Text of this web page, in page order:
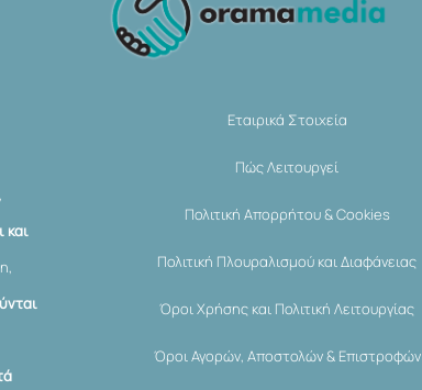
To
και
Εταιρικά Στοιχεία
Πώς Λειτουργεί
Πολιτική Απορρήτου & Cookies
Πολιτική Πλουραλισμού και Διαφάνειας
Όροι Χρήσης και Πολιτική Λειτουργίας
Όροι Αγορών, Αποστολών & Επιστροφών